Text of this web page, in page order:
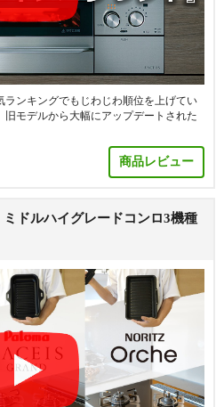
ランキングでもじわじわ順位を上げてい
モデルから大幅にアップデートされた
商品レビュー
ミドルハイグレードコンロ3機種